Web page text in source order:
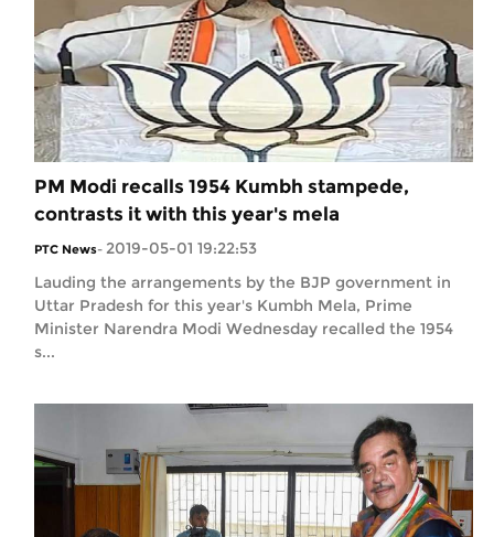
PM Modi recalls 1954 Kumbh stampede,
contrasts it with this year's mela
PTC News- 2019-05-01 19:22:53
Lauding the arrangements by the BJP government in
Uttar Pradesh for this year's Kumbh Mela, Prime
Minister Narendra Modi Wednesday recalled the 1954
s...